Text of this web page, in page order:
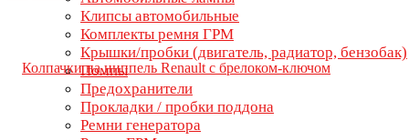
Клипсы автомобильные
Комплекты ремня ГРМ
Крышки/пробки (двигатель, радиатор, бензобак)
Помпы
Предохранители
Прокладки / пробки поддона
Ремни генератора